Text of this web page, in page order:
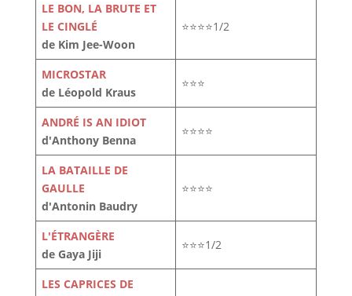
LE BON, LA BRUTE ET
LE CINGLÉ
de Kim Jee-Woon
⭐⭐⭐⭐1/2
MICROSTAR
de Léopold Kraus
⭐⭐⭐
ANDRÉ IS AN IDIOT
d'Anthony Benna
⭐⭐⭐⭐
LA BATAILLE DE
GAULLE
d'Antonin Baudry
⭐⭐⭐⭐
L'ÉTRANGÈRE
de Gaya Jiji
⭐⭐⭐1/2
LES CAPRICES DE